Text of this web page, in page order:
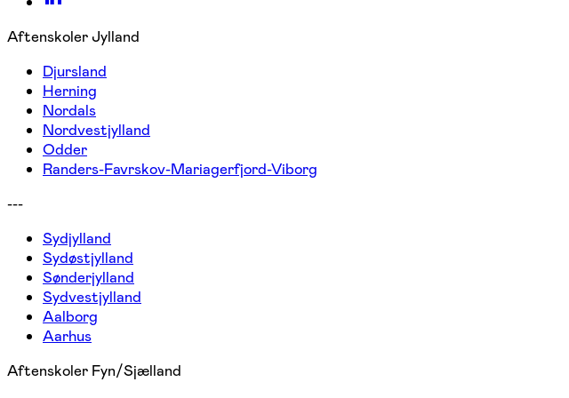
Aftenskoler Jylland
Djursland
Herning
Nordals
Nordvestjylland
Odder
Randers-Favrskov-Mariagerfjord-Viborg
---
Sydjylland
Sydøstjylland
Sønderjylland
Sydvestjylland
Aalborg
Aarhus
Aftenskoler Fyn/Sjælland